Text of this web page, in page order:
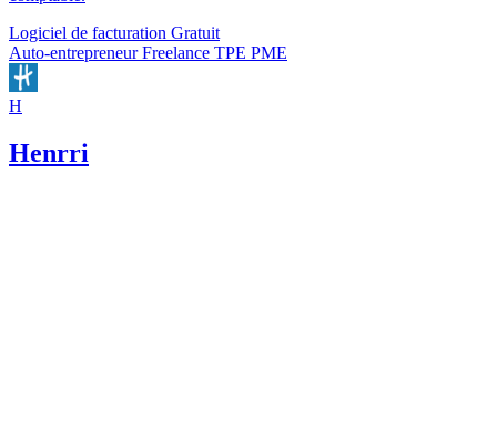
Logiciel de facturation Gratuit
Auto-entrepreneurFreelance TPE PME
H
Henrri